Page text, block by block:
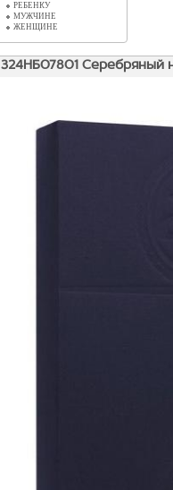
РЕБЕНКУ
МУЖЧИНЕ
ЖЕНЩИНЕ
324НБ07801 Серебряный